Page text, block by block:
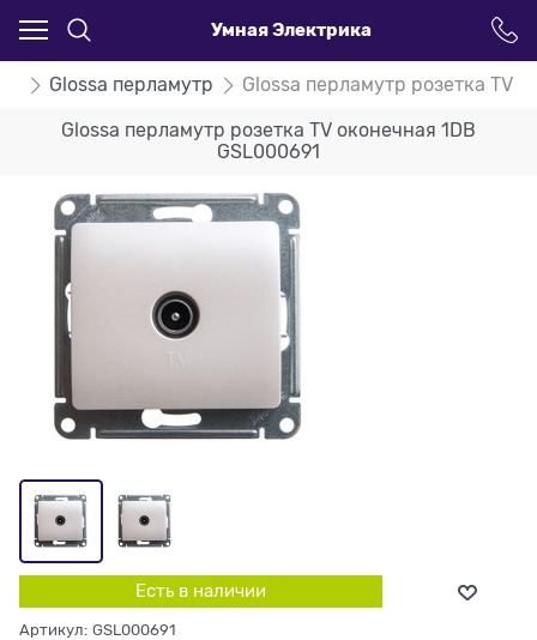
Умная Электрика
Glossa перламутр Glossa перламутр розетка TV
Glossa перламутр розетка TV оконечная 1DB
GSL000691
Есть в наличии
Артикул: GSL000691